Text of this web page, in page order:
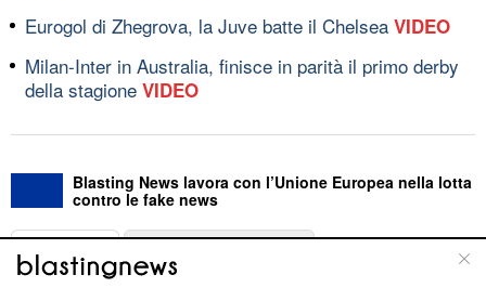
Eurogol di Zhegrova, la Juve batte il Chelsea VIDEO
Milan-Inter in Australia, finisce in parità il primo derby
della stagione VIDEO
Blasting News lavora con l’Unione Europea nella lotta
contro le fake news
ABOUT